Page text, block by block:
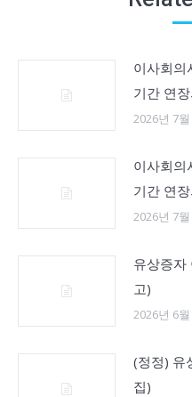
이사회의
기간 연
2026년 7월
이사회의
기간 연
2026년 7월
유상증자
고)
2026년 6월
(정정) 유
집)